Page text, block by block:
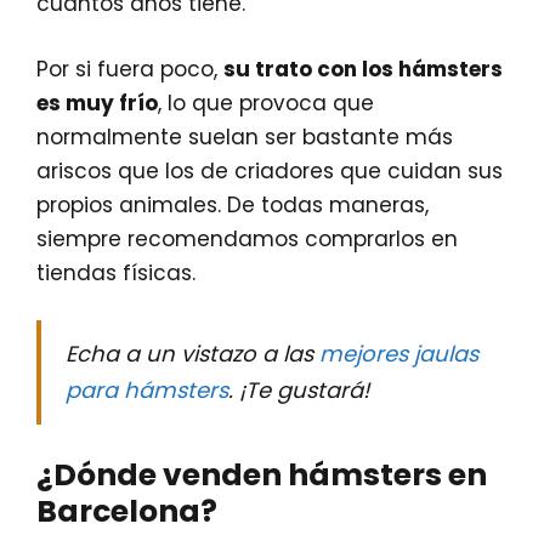
Por si fuera poco, su trato con los hámsters
es muy frío, lo que provoca que
normalmente suelan ser bastante más
ariscos que los de criadores que cuidan sus
propios animales. De todas maneras,
siempre recomendamos comprarlos en
tiendas físicas.
Echa a un vistazo a lasmejores jaulas
para hámsters. ¡Te gustará!
¿Dónde venden hámsters en
Barcelona?